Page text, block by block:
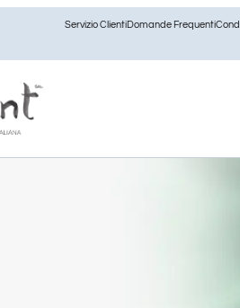
Servizio ClientiDomande Frequenti